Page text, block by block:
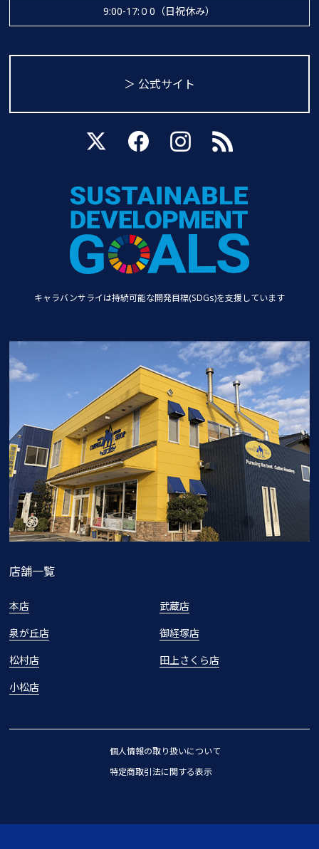
9:00-17:０0（日祝休み）
＞ 公式サイト
キャラバンサライは持続可能な開発目標(SDGs)を支援しています
店舗一覧
本店
武蔵店
泉が丘店
御経塚店
松村店
田上さくら店
小松店
個人情報の取り扱いについて
特定商取引法に関する表示